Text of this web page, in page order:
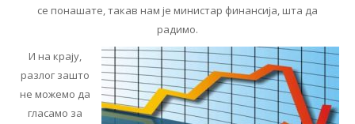
се понашате, такав нам је министар финансија, шта да
радимо.
И на крају,
разлог зашто
не можемо да
гласамо за